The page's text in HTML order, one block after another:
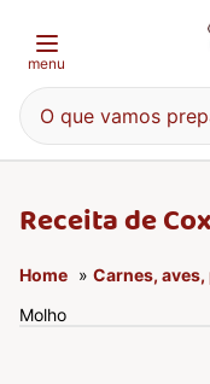
menu
O que vamos
Receita de
Home » Carnes, aves,
Molho